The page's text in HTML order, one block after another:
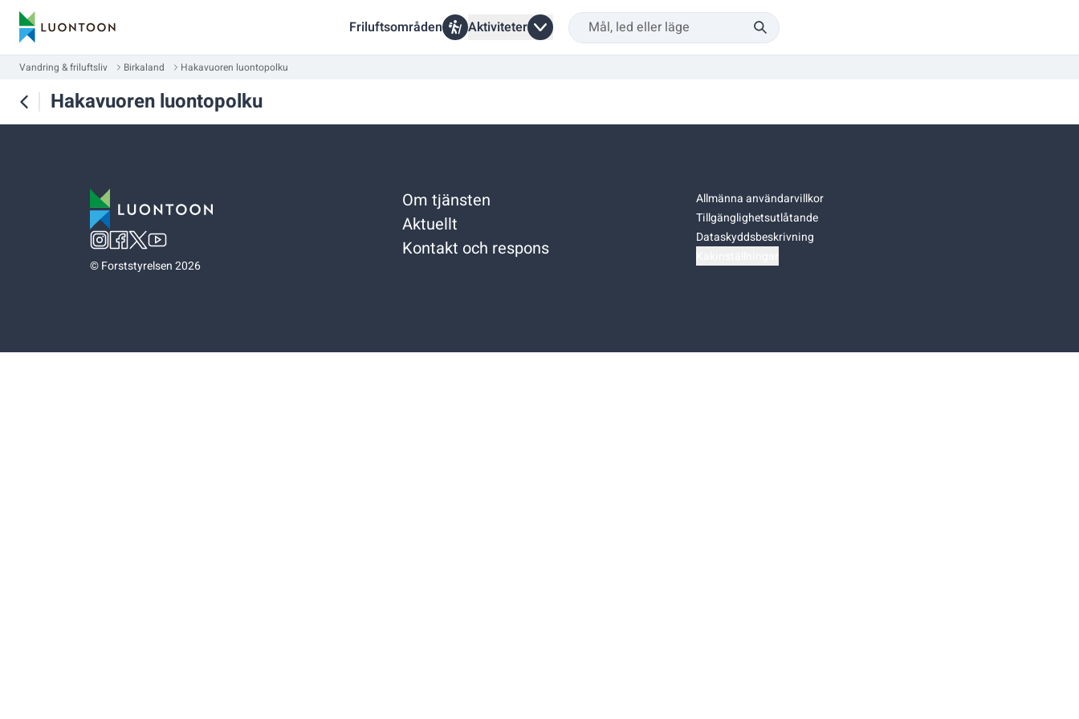
Friluftsområden Aktiviteter
Vandring & friluftsliv Birkaland Hakavuoren luontopolku
Hakavuoren luontopolku
©Forststyrelsen 2026
Om tjänsten
Aktuellt
Kontakt och respons
Allmänna användarvillkor
Tillgänglighetsutlåtande
Dataskyddsbeskrivning